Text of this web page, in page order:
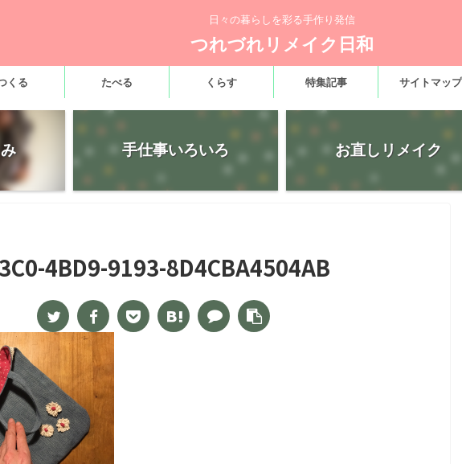
日々の暮らしを彩る手作り発信
つれづれリメイク日和
くる たべる くらす 特集記事 サイトマップ
手仕事いろいろ お直しリメイク
4BD9-9193-8D4CBA4504AB